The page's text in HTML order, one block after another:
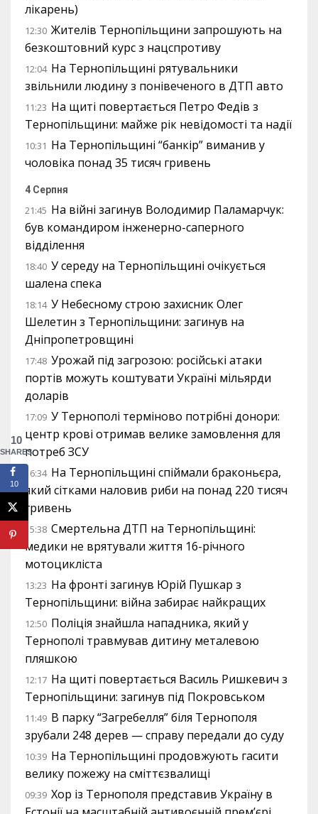
лікарень)
12:30 Жителів Тернопільщини запрошують на
безкоштовний курс з нацспротиву
12:04 На Тернопільщині рятувальники
звільнили людину з понівеченого в ДТП авто
11:23 На щиті повертається Петро Федів з
Тернопільщини: майже рік невідомості та надії
10:31 На Тернопільщині “банкір” виманив у
чоловіка понад 35 тисяч гривень
4 Серпня
21:45 На війні загинув Володимир Паламарчук:
був командиром інженерно-саперного
відділення
18:40 У середу на Тернопільщині очікується
шалена спека
18:14 У Небесному строю захисник Олег
Шелетин з Тернопільщини: загинув на
Дніпропетровщині
17:48 Урожай під загрозою: російські атаки
портів можуть коштувати Україні мільярди
доларів
17:09 У Тернополі терміново потрібні донори:
центр крові отримав велике замовлення для
потреб ЗСУ
16:34 На Тернопільщині спіймали браконьєра,
який сітками наловив риби на понад 220 тисяч
гривень
15:38 Смертельна ДТП на Тернопільщині:
медики не врятували життя 16-річного
мотоцикліста
13:23 На фронті загинув Юрій Пушкар з
Тернопільщини: війна забирає найкращих
12:50 Поліція знайшла нападника, який у
Тернополі травмував дитину металевою
пляшкою
12:17 На щиті повертається Василь Ришкевич з
Тернопільщини: загинув під Покровськом
11:49 В парку “Загребелля” біля Тернополя
зрубали 248 дерев — справу передали до суду
10:39 На Тернопільщині продовжують гасити
велику пожежу на сміттєзвалищі
09:39 Хор із Тернополя представив Україну в
10
SHARES
10